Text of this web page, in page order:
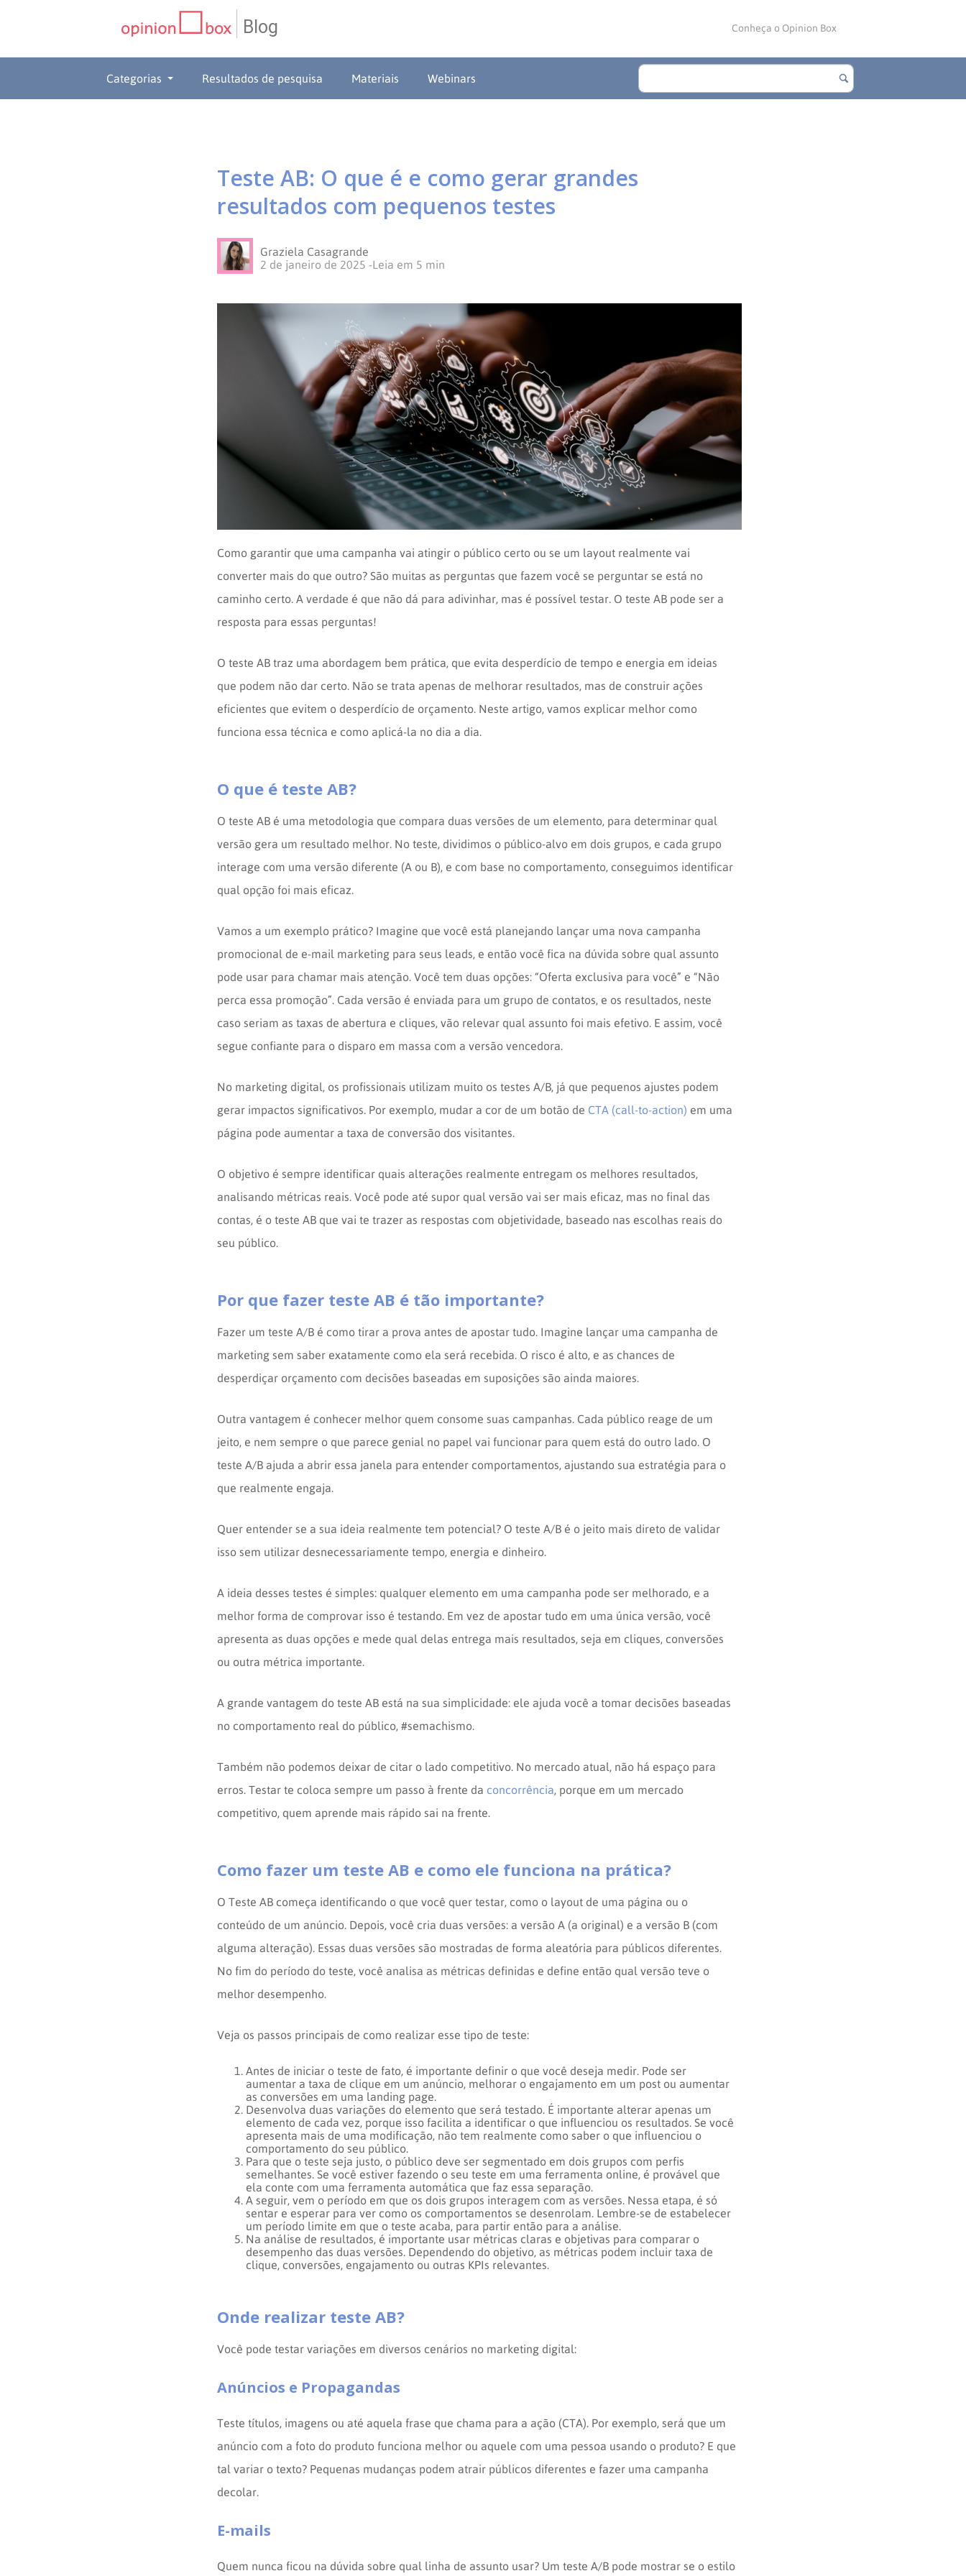
Blog Conheça o Opinion Box
Categorias Resultados de pesquisa Materiais Webinars
Teste AB: O que é e como gerar grandes
resultados com pequenos testes
Graziela Casagrande
2 de janeiro de 2025 -Leia em 5 min
Como garantir que uma campanha vai atingir o público certo ou se um layout realmente vai
converter mais do que outro? São muitas as perguntas que fazem você se perguntar se está no
caminho certo. A verdade é que não dá para adivinhar, mas é possível testar. O teste AB pode ser a
resposta para essas perguntas!
O teste AB traz uma abordagem bem prática, que evita desperdício de tempo e energia em ideias
que podem não dar certo. Não se trata apenas de melhorar resultados, mas de construir ações
eficientes que evitem o desperdício de orçamento. Neste artigo, vamos explicar melhor como
funciona essa técnica e como aplicá-la no dia a dia.
O que é teste AB?
O teste AB é uma metodologia que compara duas versões de um elemento, para determinar qual
versão gera um resultado melhor. No teste, dividimos o público-alvo em dois grupos, e cada grupo
interage com uma versão diferente (A ou B), e com base no comportamento, conseguimos identificar
qual opção foi mais eficaz.
Vamos a um exemplo prático? Imagine que você está planejando lançar uma nova campanha
promocional de e-mail marketing para seus leads, e então você fica na dúvida sobre qual assunto
pode usar para chamar mais atenção. Você tem duas opções: “Oferta exclusiva para você” e “Não
perca essa promoção”. Cada versão é enviada para um grupo de contatos, e os resultados, neste
caso seriam as taxas de abertura e cliques, vão relevar qual assunto foi mais efetivo. E assim, você
segue confiante para o disparo em massa com a versão vencedora.
No marketing digital, os profissionais utilizam muito os testes A/B, já que pequenos ajustes podem
gerar impactos significativos. Por exemplo, mudar a cor de um botão de CTA (call-to-action) em uma
página pode aumentar a taxa de conversão dos visitantes.
O objetivo é sempre identificar quais alterações realmente entregam os melhores resultados,
analisando métricas reais. Você pode até supor qual versão vai ser mais eficaz, mas no final das
contas, é o teste AB que vai te trazer as respostas com objetividade, baseado nas escolhas reais do
seu público.
Por que fazer teste AB é tão importante?
Fazer um teste A/B é como tirar a prova antes de apostar tudo. Imagine lançar uma campanha de
marketing sem saber exatamente como ela será recebida. O risco é alto, e as chances de
desperdiçar orçamento com decisões baseadas em suposições são ainda maiores.
Outra vantagem é conhecer melhor quem consome suas campanhas. Cada público reage de um
jeito, e nem sempre o que parece genial no papel vai funcionar para quem está do outro lado. O
teste A/B ajuda a abrir essa janela para entender comportamentos, ajustando sua estratégia para o
que realmente engaja.
Quer entender se a sua ideia realmente tem potencial? O teste A/B é o jeito mais direto de validar
isso sem utilizar desnecessariamente tempo, energia e dinheiro.
A ideia desses testes é simples: qualquer elemento em uma campanha pode ser melhorado, e a
melhor forma de comprovar isso é testando. Em vez de apostar tudo em uma única versão, você
apresenta as duas opções e mede qual delas entrega mais resultados, seja em cliques, conversões
ou outra métrica importante.
A grande vantagem do teste AB está na sua simplicidade: ele ajuda você a tomar decisões baseadas
no comportamento real do público, #semachismo.
Também não podemos deixar de citar o lado competitivo. No mercado atual, não há espaço para
erros. Testar te coloca sempre um passo à frente da concorrência, porque em um mercado
competitivo, quem aprende mais rápido sai na frente.
Como fazer um teste AB e como ele funciona na prática?
O Teste AB começa identificando o que você quer testar, como o layout de uma página ou o
conteúdo de um anúncio. Depois, você cria duas versões: a versão A (a original) e a versão B (com
alguma alteração). Essas duas versões são mostradas de forma aleatória para públicos diferentes.
No fim do período do teste, você analisa as métricas definidas e define então qual versão teve o
melhor desempenho.
Veja os passos principais de como realizar esse tipo de teste:
Antes de iniciar o teste de fato, é importante definir o que você deseja medir. Pode ser
aumentar a taxa de clique em um anúncio, melhorar o engajamento em um post ou aumentar
as conversões em uma landing page.
Desenvolva duas variações do elemento que será testado. É importante alterar apenas um
elemento de cada vez, porque isso facilita a identificar o que influenciou os resultados. Se você
apresenta mais de uma modificação, não tem realmente como saber o que influenciou o
comportamento do seu público.
Para que o teste seja justo, o público deve ser segmentado em dois grupos com perfis
semelhantes. Se você estiver fazendo o seu teste em uma ferramenta online, é provável que
ela conte com uma ferramenta automática que faz essa separação.
A seguir, vem o período em que os dois grupos interagem com as versões. Nessa etapa, é só
sentar e esperar para ver como os comportamentos se desenrolam. Lembre-se de estabelecer
um período limite em que o teste acaba, para partir então para a análise.
Na análise de resultados, é importante usar métricas claras e objetivas para comparar o
desempenho das duas versões. Dependendo do objetivo, as métricas podem incluir taxa de
clique, conversões, engajamento ou outras KPIs relevantes.
Onde realizar teste AB?
Você pode testar variações em diversos cenários no marketing digital:
Anúncios e Propagandas
Teste títulos, imagens ou até aquela frase que chama para a ação (CTA). Por exemplo, será que um
anúncio com a foto do produto funciona melhor ou aquele com uma pessoa usando o produto? E que
tal variar o texto? Pequenas mudanças podem atrair públicos diferentes e fazer uma campanha
decolar.
E-mails
Quem nunca ficou na dúvida sobre qual linha de assunto usar? Um teste A/B pode mostrar se o estilo
CATEGORIAS
NPS
RESULTADOS